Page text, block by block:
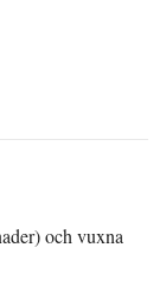
och vuxna